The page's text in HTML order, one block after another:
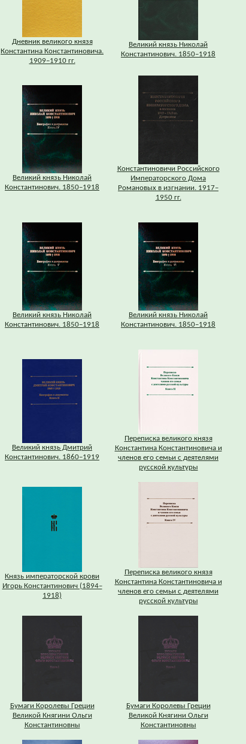
Дневник великого князя
Константина Константиновича.
1909–1910 гг.
Великий князь Николай
Константинович. 1850–1918
Великий князь Николай
Константинович. 1850–1918
Константиновичи Российского
Императорского Дома
Романовых в изгнании. 1917–
1950 гг.
Великий князь Николай
Константинович. 1850–1918
Великий князь Николай
Константинович. 1850–1918
Великий князь Дмитрий
Константинович. 1860–1919
Переписка великого князя
Константина Константиновича и
членов его семьи с деятелями
русской культуры
Князь императорской крови
Игорь Константинович (1894–
1918)
Переписка великого князя
Константина Константиновича и
членов его семьи с деятелями
русской культуры
Бумаги Королевы Греции
Великой Княгини Ольги
Константиновны
Бумаги Королевы Греции
Великой Княгини Ольги
Константиновны